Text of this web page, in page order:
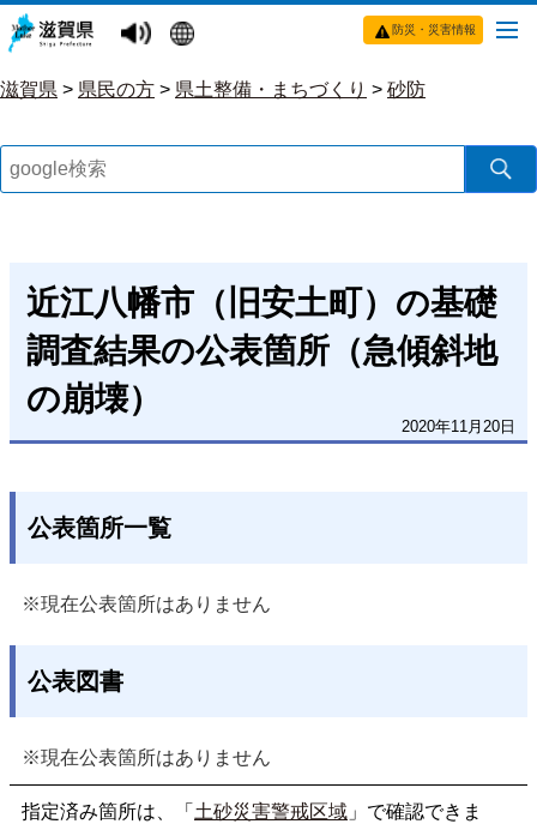
防災・災害情報
滋賀県 > 県民の方 > 県土整備・まちづくり > 砂防
近江八幡市（旧安土町）の基礎
調査結果の公表箇所（急傾斜地
の崩壊）
2020年11月20日
公表箇所一覧
※現在公表箇所はありません
公表図書
※現在公表箇所はありません
指定済み箇所は、「 土砂災害警戒区域 」で確認できま